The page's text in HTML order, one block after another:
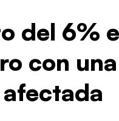
del 6%
con